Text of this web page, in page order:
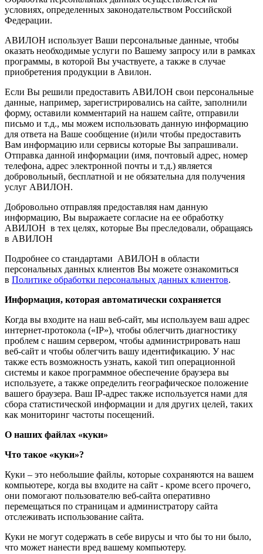
условиях, определенных законодательством Российской
Федерации.
АВИЛОН использует Ваши персональные данные, чтобы
оказать необходимые услуги по Вашему запросу или в рамках
программы, в которой Вы участвуете, а также в случае
приобретения продукции в Авилон.
Если Вы решили предоставить АВИЛОН свои персональные
данные, например, зарегистрировались на сайте, заполнили
форму, оставили комментарий на нашем сайте, отправили
письмо и т.д., мы можем использовать данную информацию
для ответа на Ваше сообщение (и)или чтобы предоставить
Вам информацию или сервисы которые Вы запрашивали.
Отправка данной информации (имя, почтовый адрес, номер
телефона, адрес электронной почты и т.д.) является
добровольный, бесплатной и не обязательна для получения
услуг АВИЛОН.
Добровольно отправляя предоставляя нам данную
информацию, Вы выражаете согласие на ее обработку
АВИЛОН в тех целях, которые Вы преследовали, обращаясь
в АВИЛОН
Подробнее со стандартами АВИЛОН в области
персональных данных клиентов Вы можете ознакомиться
в Политике обработки персональных данных клиентов.
Информация, которая автоматически сохраняется
Когда вы входите на наш веб-сайт, мы используем ваш адрес
интернет-протокола («IP»), чтобы облегчить диагностику
проблем с нашим сервером, чтобы администрировать наш
веб-сайт и чтобы облегчить вашу идентификацию. У нас
также есть возможность узнать, какой тип операционной
системы и какое программное обеспечение браузера вы
используете, а также определить географическое положение
вашего браузера. Ваш IP-адрес также используется нами для
сбора статистической информации и для других целей, таких
как мониторинг частоты посещений.
О наших файлах «куки»
Что такое «куки»?
Куки – это небольшие файлы, которые сохраняются на вашем
компьютере, когда вы входите на сайт - кроме всего прочего,
они помогают пользователю веб-сайта оперативно
перемещаться по страницам и администратору сайта
отслеживать использование сайта.
Куки не могут содержать в себе вирусы и что бы то ни было,
что может нанести вред вашему компьютеру.